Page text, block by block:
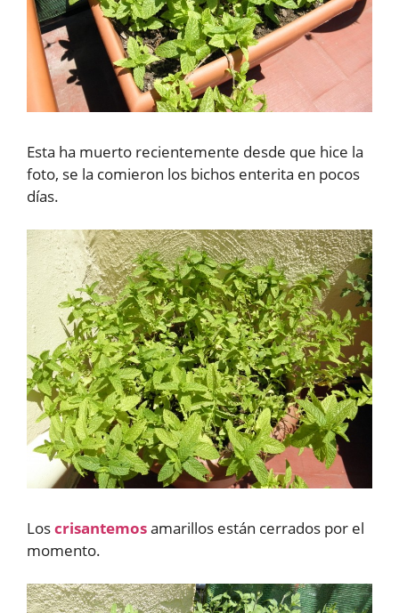
Esta ha muerto recientemente desde que hice la
foto, se la comieron los bichos enterita en pocos
días.
Loscrisantemosamarillos están cerrados por el
momento.